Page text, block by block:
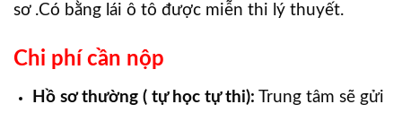
sơ .Có bằng lái ô tô được miễn thi lý thuyết.
Chi phí cần nộp
Hồ sơ thường ( tự học tự thi): Trung tâm sẽ gửi